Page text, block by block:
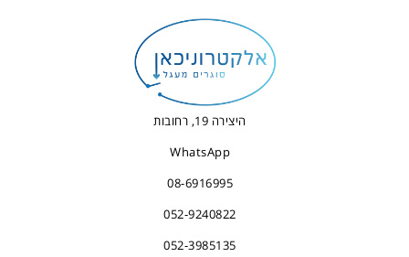
היצירה 19, רחובות
WhatsApp
08-6916995
052-9240822
052-3985135